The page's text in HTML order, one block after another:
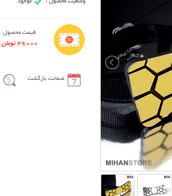
قیمت محصول
49,000 تومان
ضمانت بازگشت